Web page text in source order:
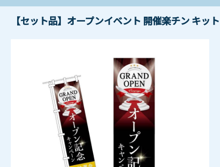
【セット品】オープンイベント 開催楽チン キット